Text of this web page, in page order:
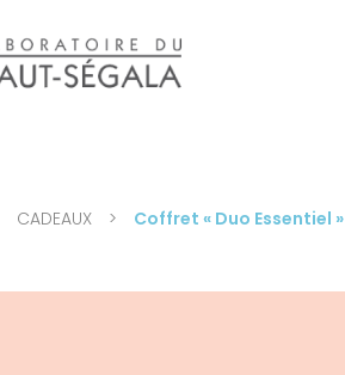
CADEAUX > Coffret « Duo Essentiel »